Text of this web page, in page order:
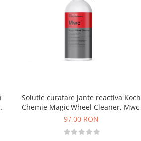
Solutie curatare jante reactiva Koch
Chemie Magic Wheel Cleaner, Mwc,
500ml
97,00 RON